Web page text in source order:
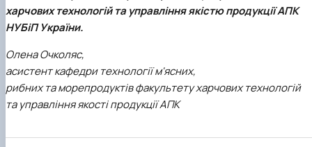
харчових технологій та управління якістю продукції АПК
НУБіП України.
Олена Очколяс,
асистент кафедри технології м'ясних,
рибних та морепродуктів факультету харчових технологій
та управління якості продукції АПК